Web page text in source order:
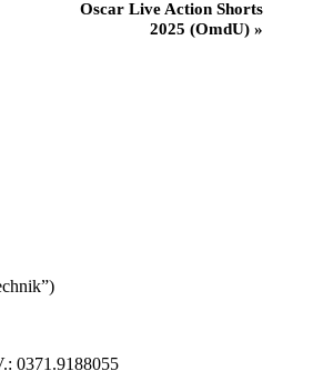
Oscar Live Action Shorts
2025 (OmdU) »
0371.9188055